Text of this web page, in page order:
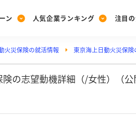
ン
る
[27卒]
人気企業ランキング
ングを見る
みんなの
注目
企業特集
火災保険の就活情報 東京海上日動火災保
の志望動機詳細（/女性）（公